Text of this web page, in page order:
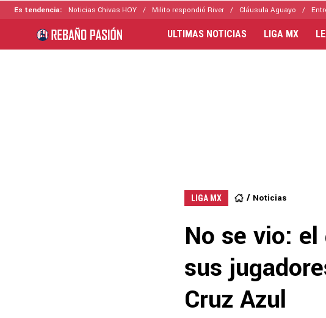
Es tendencia: Noticias Chivas HOY Milito respondió River Cláusula Aguayo
ULTIMAS NOTICIAS LIGA MX
LIGA MX Noticias
No se vio:
sus
Cruz Azul